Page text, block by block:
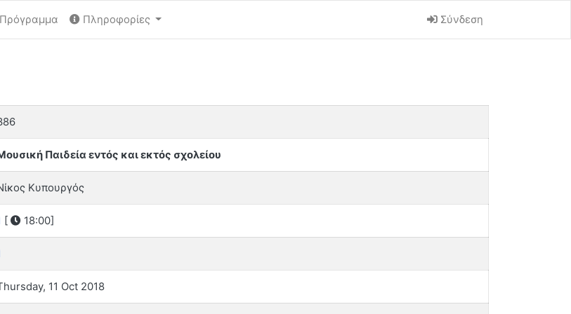
Πληροφορίες Σύνδεση
Παιδεία εντός και εκτός σχολείου
Κυπουργός
[ 18:00]
11 Oct 2018